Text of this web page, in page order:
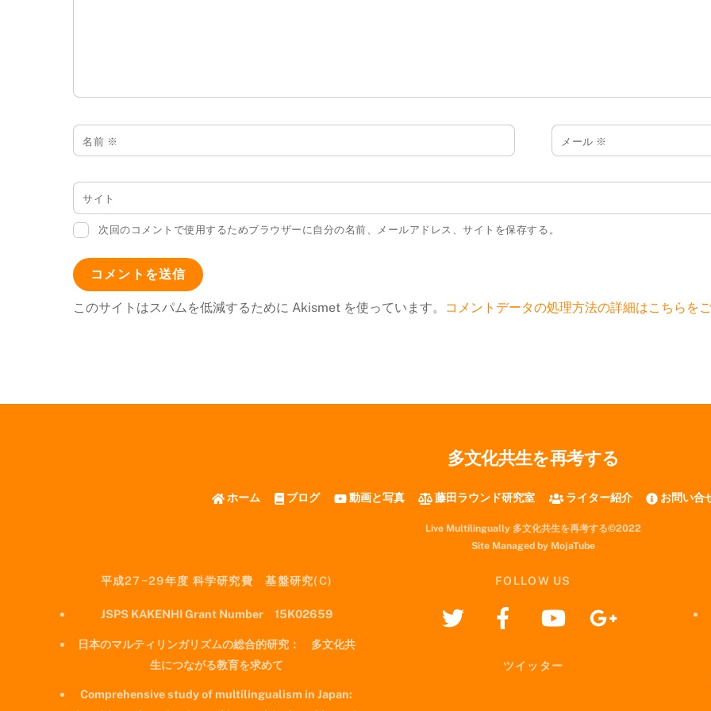
名前 ※ メール ※
サイト
次回のコメントで使用するためブラウザーに自分の名前、メールアドレス、サイトを保存する。
このサイトはスパムを低減するために Akismet を使っています。 コメントデータの処理方法の詳細はこちらを
多文化共生を再考する
ホーム ブログ 動画と写真 藤田ラウンド研究室 ライター紹介 お問い合
Live Multilingually 多文化共生を再考する©2022
Site Managed by MojaTube
平成27−29年度 科学研究費 基盤研究(C)
JSPS KAKENHI Grant Number 15K02659
日本のマルティリンガリズムの総合的研究： 多文化共
生につながる教育を求めて
Comprehensive study of multilingualism in Japan:
FOLLOW US
ツイッター